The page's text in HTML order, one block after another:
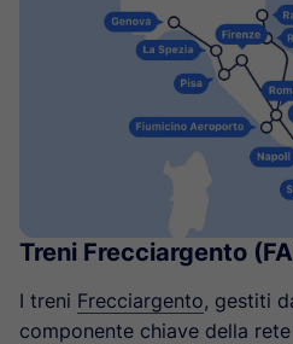
Treni Frecciargento
I treni Frecciargento, gestiti
componente chiave della